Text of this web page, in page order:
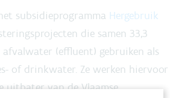
subsidieprogramma Hergebruik
die samen 33,3
(effluent) gebruiken als
of drinkwater. Ze werken hiervoor
uitbater van de Vlaamse